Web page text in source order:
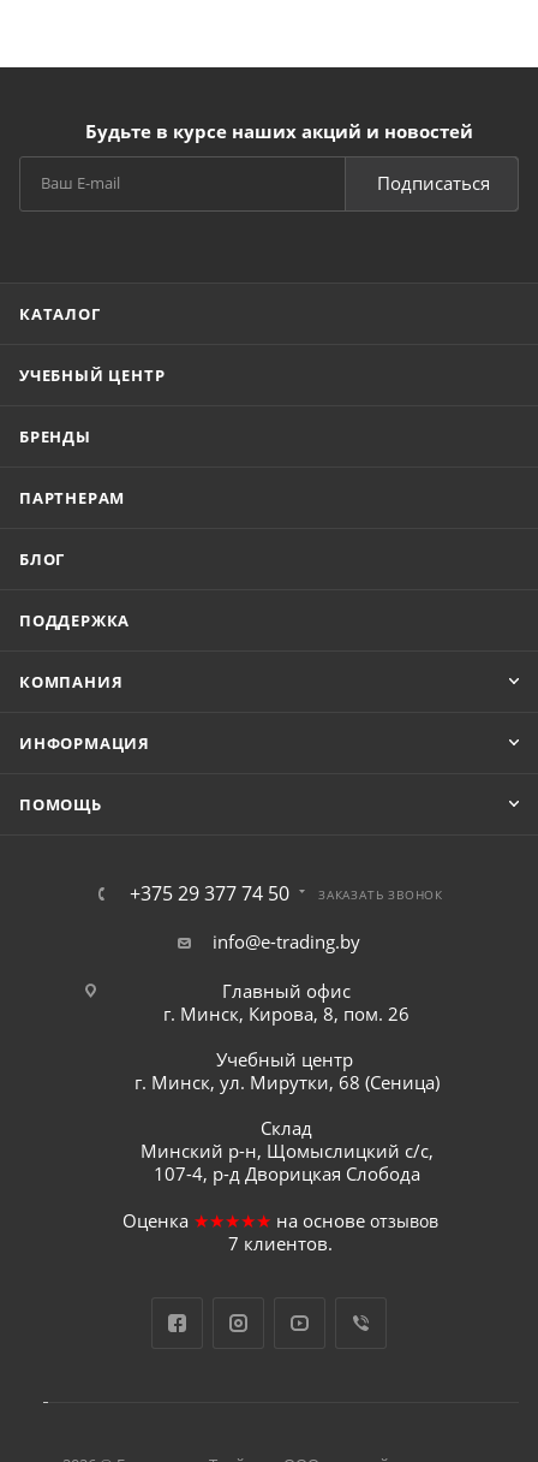
Будьте в курсе наших акций и новостей
Подписаться
КАТАЛОГ
УЧЕБНЫЙ ЦЕНТР
БРЕНДЫ
ПАРТНЕРАМ
БЛОГ
ПОДДЕРЖКА
КОМПАНИЯ
ИНФОРМАЦИЯ
ПОМОЩЬ
+375 29 377 74 50 ЗАКАЗАТЬ ЗВОНОК
info@e-trading.by
Главный офис
г. Минск, Кирова, 8, пом. 26
Учебный центр
г. Минск, ул. Мирутки, 68 (Сеница)
Склад
Минский р-н, Щомыслицкий с/с,
107-4, р-д Дворицкая Слобода
Оценка ★★★★★ на основе отзывов
7 клиентов.